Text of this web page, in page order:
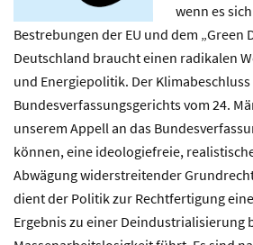
wenn es
Bestrebungen der EU und dem „Green
Deutschland braucht einen radikalen
und Energiepolitik. Der Klimabeschluss
Bundesverfassungsgerichts vom 24.
unserem Appell an das
können, eine ideologiefreie,
Abwägung widerstreitender
dient der Politik zur Rechtfertigung
Ergebnis zu einer Deindustrialisierung